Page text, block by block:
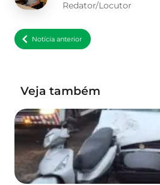
Redator/Locutor
Notícia anterior
Veja também